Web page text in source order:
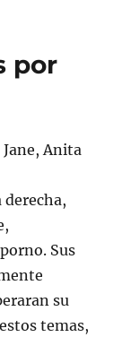
por
Anita
Sus
su
temas,